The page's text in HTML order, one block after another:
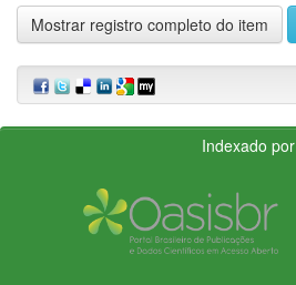
Mostrar registro completo do item
Indexado por